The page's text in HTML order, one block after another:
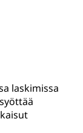
laskimissa